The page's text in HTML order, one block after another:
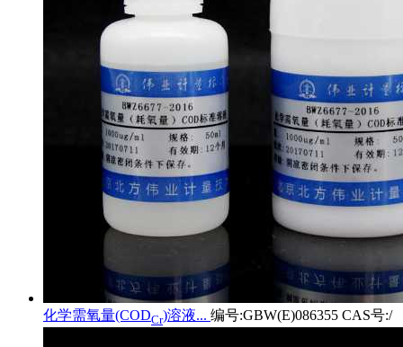
化学需氧量(CODCr)溶液... 编号:GBW(E)086355 CAS号:/